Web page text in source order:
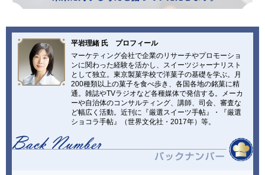
日清製粉（株）事業所一覧
小麦粉製品の取り扱いについて
弊社業務用小麦粉製品の表示について
プライバシーポリシー
ご利用にあたって
日清製粉グループ
平岩理緒 氏 プロフィール
マーケティング会社で企業のリサーチやプロモーショ
ンに関わった経験を活かし、スイーツジャーナリスト
として独立。東京製菓学校で洋菓子の基礎を学ぶ。月
200種類以上の菓子を食べ歩き、各国各地の銘菓に精
通。雑誌やTVラジオなど各種媒体で発信する。メーカ
ーや自治体のコンサルティング、講師、司会、審査な
ど幅広く活動。近刊に『厳選スイーツ手帖』・『厳選
ショコラ手帖』（世界文化社・2017年）等。